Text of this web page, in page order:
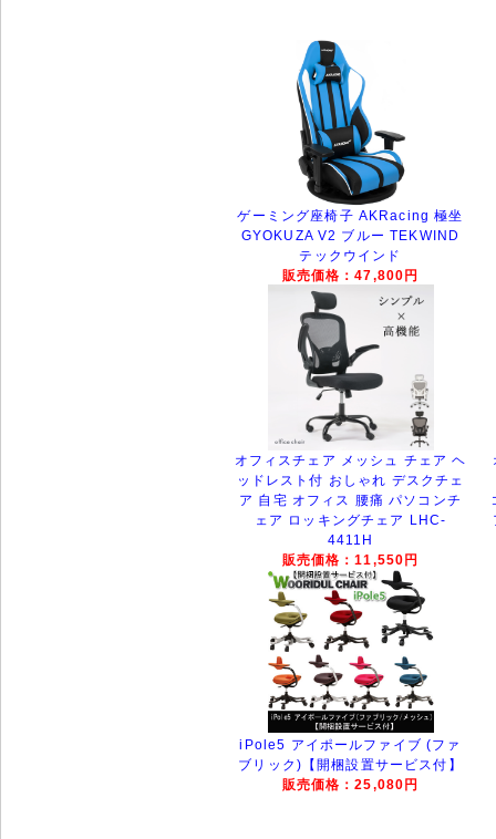
ゲーミング座椅子 AKRacing 極坐
GYOKUZA V2 ブルー TEKWIND
テックウインド
販売価格：47,800円
オフィスチェア メッシュ チェア ヘ
ッドレスト付 おしゃれ デスクチェ
ア 自宅 オフィス 腰痛 パソコンチ
ェア ロッキングチェア LHC-
4411H
販売価格：11,550円
iPole5 アイポールファイブ (ファ
ブリック)【開梱設置サービス付】
販売価格：25,080円